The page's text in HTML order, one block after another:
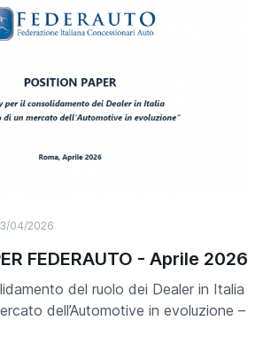
04/2026
FEDERAUTO - Aprile 2026
del ruolo dei Dealer in Italia
dell’Automotive in evoluzione –